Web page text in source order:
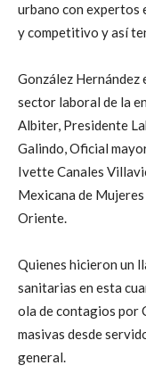
urbano con expertos
y competitivo y así
González Hernández
sector laboral de la
Albiter, Presidente
Galindo, Oficial
Ivette Canales
Mexicana de Mujeres
Oriente.
Quienes hicieron un
sanitarias en esta
ola de contagios por
masivas desde
general.